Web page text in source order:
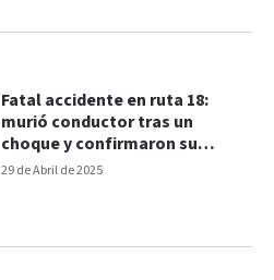
29 de Abril de 2025
Fatal accidente en ruta 18:
murió conductor tras un
choque y confirmaron su
identidad